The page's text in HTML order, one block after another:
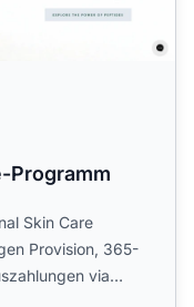
Programm
Skin Care
Provision, 365-
via